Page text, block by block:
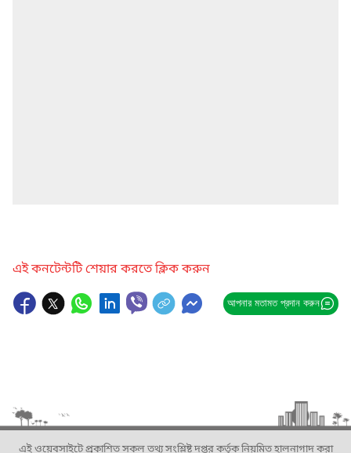
এই কনটেন্টটি শেয়ার করতে ক্লিক করুন
আপনার মতামত প্রদান করুন
এই ওয়েবসাইটে প্রকাশিত সকল তথ্য সংশ্লিষ্ট দপ্তর কর্তৃক নিয়মিত হালনাগাদ করা